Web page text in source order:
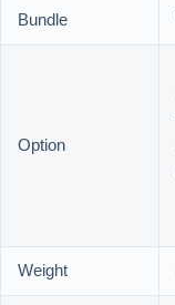
Bundle
Option
Weight